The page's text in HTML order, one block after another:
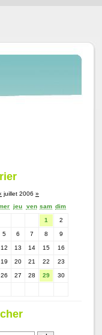
juillet 2006 »
jeu ven sam dim
1 2
5 6 7 8 9
12 13 14 15 16
19 20 21 22 23
26 27 28 29 30